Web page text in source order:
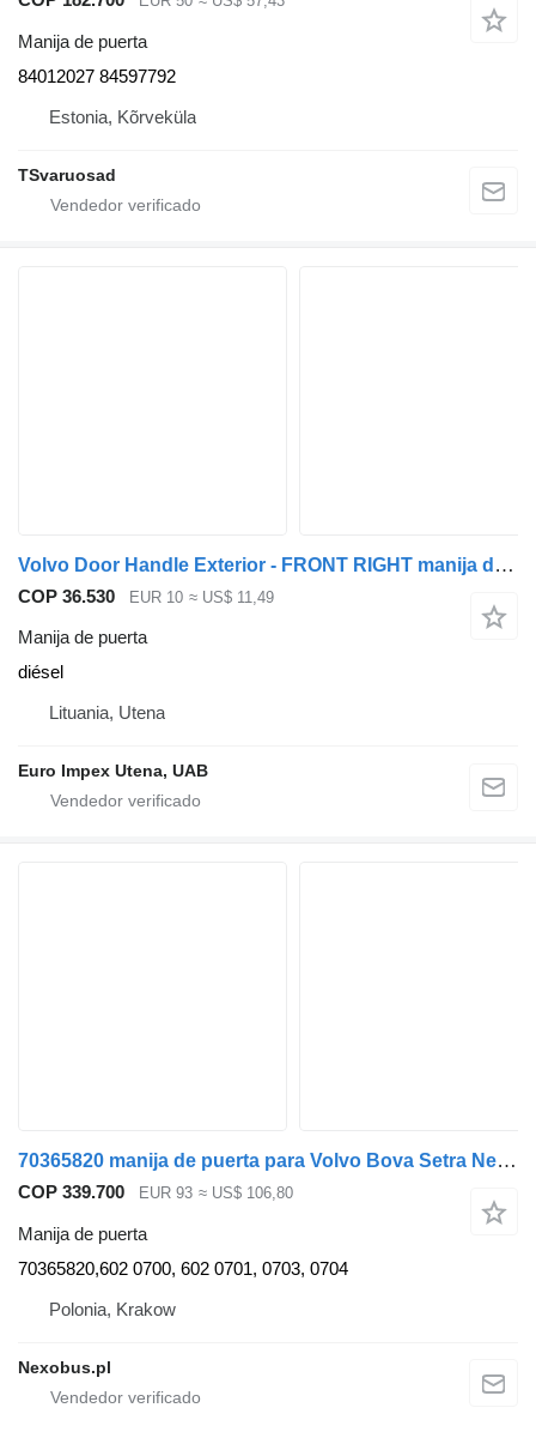
Manija de puerta
84012027 84597792
Estonia, Kõrveküla
TSvaruosad
Volvo Door Handle Exterior - FRONT RIGHT manija de puerta para Volvo FL6 camión
COP 36.530 EUR 10 ≈ US$ 11,49
Manija de puerta
diésel
Lituania, Utena
Euro Impex Utena, UAB
70365820 manija de puerta para Volvo Bova Setra Neoplan Temsa Otokar autobús
COP 339.700 EUR 93 ≈ US$ 106,80
Manija de puerta
70365820,602 0700, 602 0701, 0703, 0704
Polonia, Krakow
Nexobus.pl